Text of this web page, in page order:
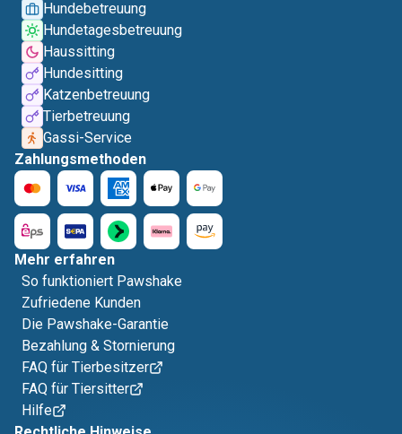
Hundebetreuung
Hundetagesbetreuung
Haussitting
Hundesitting
Katzenbetreuung
Tierbetreuung
Gassi-Service
Zahlungsmethoden
Mehr erfahren
So funktioniert Pawshake
Zufriedene Kunden
Die Pawshake-Garantie
Bezahlung & Stornierung
FAQ für Tierbesitzer
FAQ für Tiersitter
Hilfe